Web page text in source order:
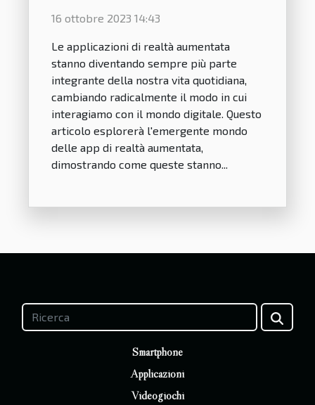
16 ottobre 2023 14:43
Le applicazioni di realtà aumentata
stanno diventando sempre più parte
integrante della nostra vita quotidiana,
cambiando radicalmente il modo in cui
interagiamo con il mondo digitale. Questo
articolo esplorerà l'emergente mondo
delle app di realtà aumentata,
dimostrando come queste stanno...
Smartphone
Applicazioni
Videogiochi